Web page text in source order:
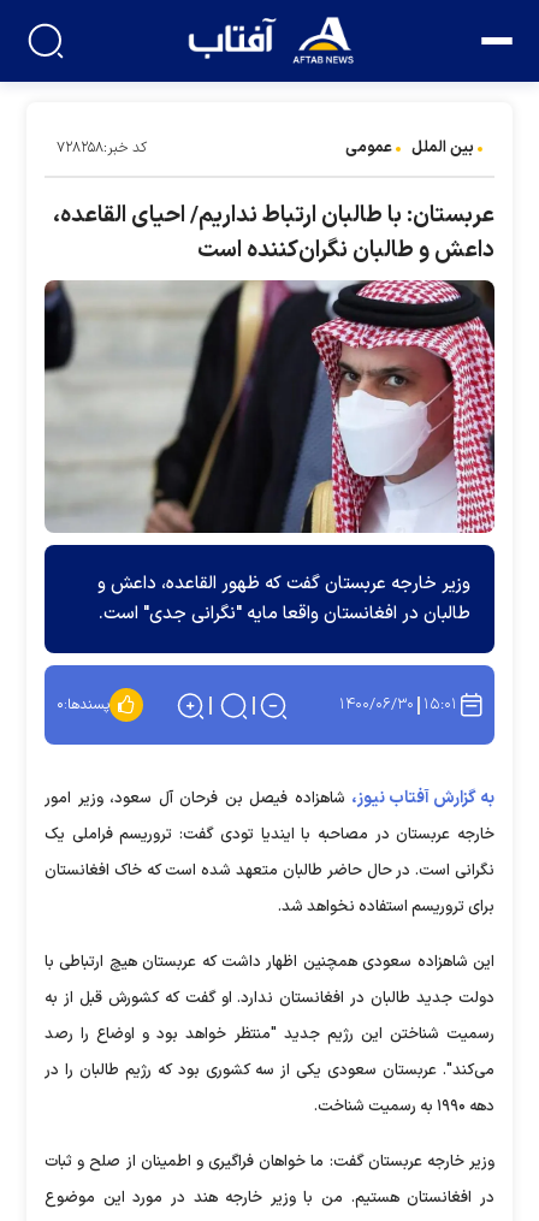
بین الملل عمومی کد خبر:۷۲۸۲۵۸
عربستان: با طالبان ارتباط نداریم/ احیای القاعده،
داعش و طالبان نگران‌کننده است
وزیر خارجه عربستان گفت که ظهور القاعده، داعش و
طالبان در افغانستان واقعا مایه "نگرانی جدی" است.
۱۵:۰۱ ۱۴۰۰/۰۶/۳۰ پسندها:۰
به گزارش آفتاب نیوز، شاهزاده فیصل بن فرحان آل سعود، وزیر امور
خارجه عربستان در مصاحبه با ایندیا تودی گفت: تروریسم فراملی یک
نگرانی است. در حال حاضر طالبان متعهد شده است که خاک افغانستان
برای تروریسم استفاده نخواهد شد.
این شاهزاده سعودی همچنین اظهار داشت که عربستان هیچ ارتباطی با
دولت جدید طالبان در افغانستان ندارد. او گفت که کشورش قبل از به
رسمیت شناختن این رژیم جدید "منتظر خواهد بود و اوضاع را رصد
می‌کند". عربستان سعودی یکی از سه کشوری بود که رژیم طالبان را در
دهه ۱۹۹۰ به رسمیت شناخت.
وزیر خارجه عربستان گفت: ما خواهان فراگیری و اطمینان از صلح و ثبات
در افغانستان هستیم. من با وزیر خارجه هند در مورد این موضوع